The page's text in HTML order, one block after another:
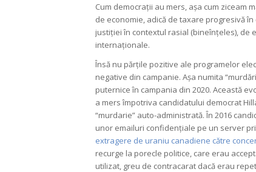
Cum democrații au mers, așa cum ziceam
de economie, adică de taxare progresivă
justiției în contextul rasial (bineînțeles),
internaționale.
Însă nu părțile pozitive ale programelor
negative din campanie. Așa numita
puternice în campania din 2020. Această
a mers împotriva candidatului democrat
“murdarie” auto-administrată. În 2016
unor emailuri confidențiale pe un server
extragere de uraniu canadiene către
recurge la porecle politice, care erau
utilizat, greu de contracarat dacă erau